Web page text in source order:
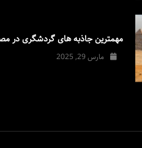
مهمترین جاذبه های گردشگری در
مارس 29, 2025